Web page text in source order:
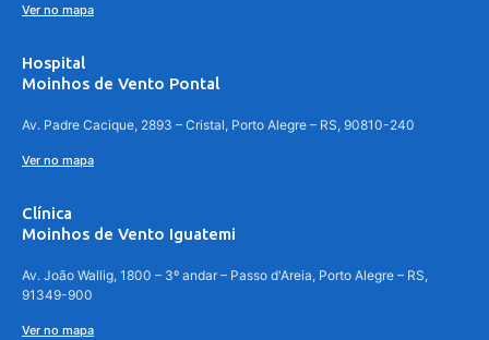
Ver no mapa
Hospital
Moinhos de Vento Pontal
Av. Padre Cacique, 2893 – Cristal, Porto Alegre – RS, 90810-240
Ver no mapa
Clínica
Moinhos de Vento Iguatemi
Av. João Wallig, 1800 – 3º andar – Passo d'Areia, Porto Alegre – RS,
91349-900
Ver no mapa